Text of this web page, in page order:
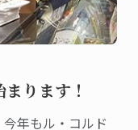
まります！
年もル・コルド